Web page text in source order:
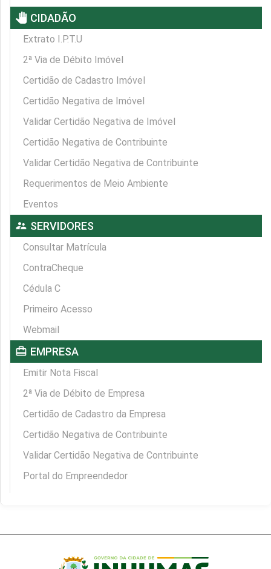
pan_tool CIDADÃO
Extrato I.P.T.U
2ª Via de Débito Imóvel
Certidão de Cadastro Imóvel
Certidão Negativa de Imóvel
Validar Certidão Negativa de Imóvel
Certidão Negativa de Contribuinte
Validar Certidão Negativa de Contribuinte
Requerimentos de Meio Ambiente
Eventos
supervisor_account SERVIDORES
Consultar Matrícula
ContraCheque
Cédula C
Primeiro Acesso
Webmail
card_travel EMPRESA
Emitir Nota Fiscal
2ª Via de Débito de Empresa
Certidão de Cadastro da Empresa
Certidão Negativa de Contribuinte
Validar Certidão Negativa de Contribuinte
Portal do Empreendedor